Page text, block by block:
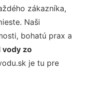
zákazníka,
Naši
bohatú prax a
vody zo
je tu pre